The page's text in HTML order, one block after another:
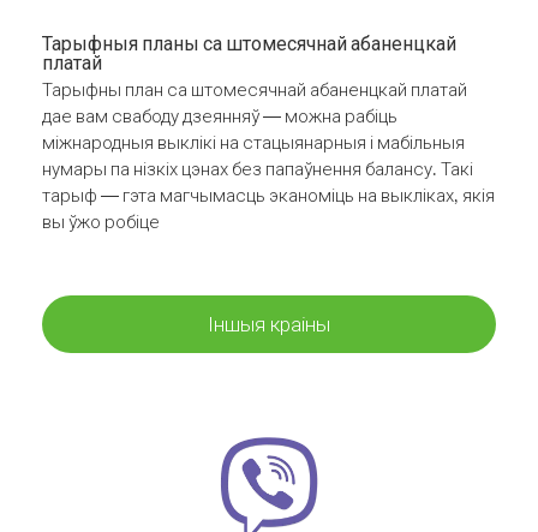
Тарыфныя планы са штомесячнай абаненцкай
платай
Тарыфны план са штомесячнай абаненцкай платай
дае вам свабоду дзеянняў — можна рабіць
міжнародныя выклікі на стацыянарныя і мабільныя
нумары па нізкіх цэнах без папаўнення балансу. Такі
тарыф — гэта магчымасць эканоміць на выкліках, якія
вы ўжо робіце
Іншыя краіны